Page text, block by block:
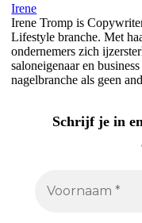
Irene
Irene Tromp is
Lifestyle branche. Met
ondernemers zich
saloneigenaar en
nagelbranche als geen
Schrijf je in